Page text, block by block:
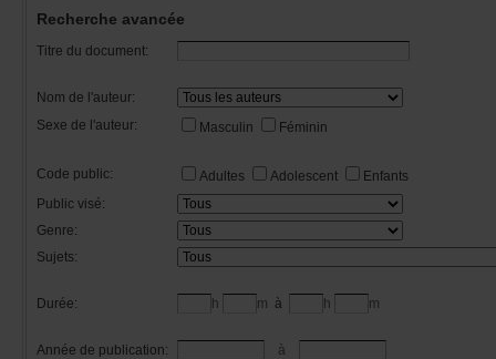
Rechercheavancée
Titredudocument:
Nomdel'auteur:
Sexedel'auteur:
Masculin Féminin
Codepublic: Adultes Adolescent
Enfants
Publicvisé:
Genre:
Sujets:
Durée: h m à h m
Annéedepublication:
à